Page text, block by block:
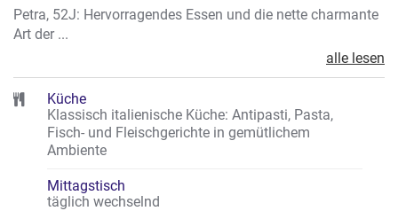
Petra, 52J: Hervorragendes Essen und die nette charmante
Art der ...
alle lesen
Küche
Klassisch italienische Küche: Antipasti, Pasta,
Fisch- und Fleischgerichte in gemütlichem
Ambiente
Mittagstisch
täglich wechselnd